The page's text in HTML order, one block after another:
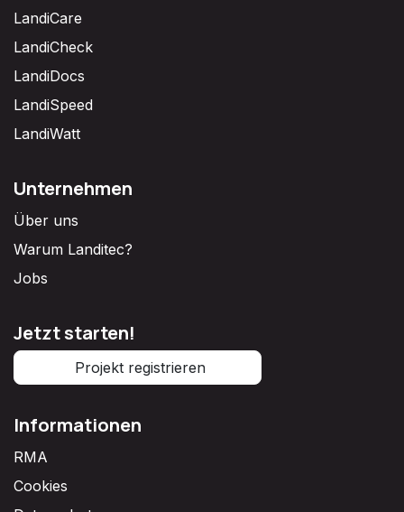
LandiCare
LandiCheck
LandiDocs
LandiSpeed
LandiWatt
Unternehmen
Über uns
Warum Landitec?
Jobs
Jetzt starten!
Projekt registrieren
Informationen
RMA
Cookies